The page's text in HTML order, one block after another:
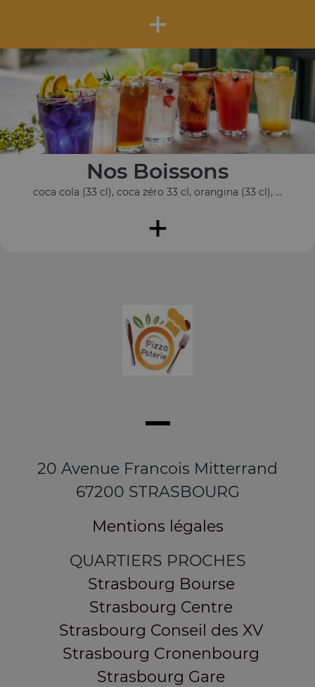
+
Nos Boissons
coca cola (33 cl), coca zéro 33 cl, orangina (33 cl), ...
+
20 Avenue Francois Mitterrand
67200 STRASBOURG
Mentions légales
QUARTIERS PROCHES
Strasbourg Bourse
Strasbourg Centre
Strasbourg Conseil des XV
Strasbourg Cronenbourg
Strasbourg Gare